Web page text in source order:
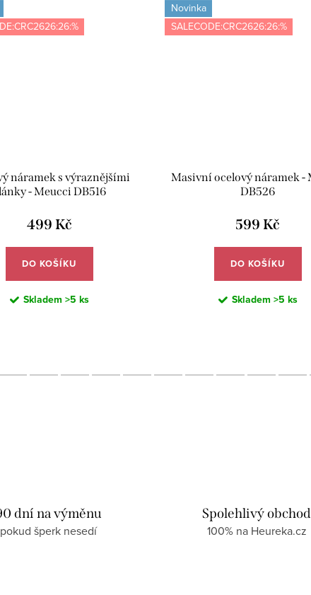
náramek s výraznějšími
- Meucci DB516
499 Kč
DO KOŠÍKU
Skladem >5 ks
Novinka
SALECODE:CRC2626:26:%
Masivní ocelový náramek -
DB526
599 Kč
DO KOŠÍKU
Skladem >5 ks
dní na výměnu
pokud šperk nesedí
Spolehlivý obchod
100% na Heureka.cz